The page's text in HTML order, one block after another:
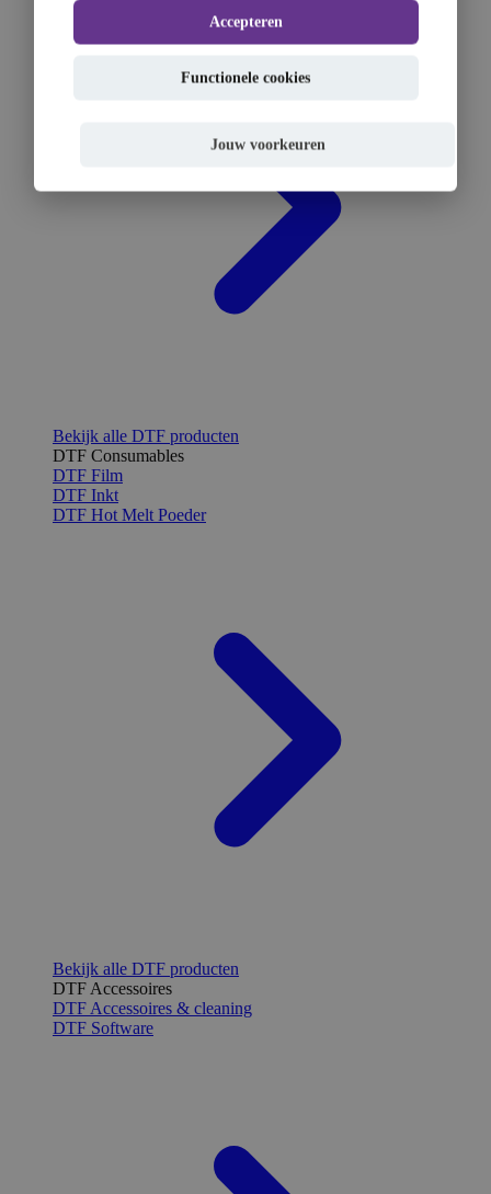
Bekijk alle DTF producten
DTF Consumables
DTF Film
DTF Inkt
DTF Hot Melt Poeder
Bekijk alle DTF producten
DTF Accessoires
DTF Accessoires & cleaning
DTF Software
Accepteren
Functionele cookies
Jouw voorkeuren